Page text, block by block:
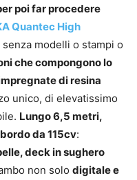
poi far procedere
Quantec High
modelli o stampi o
che compongono lo
di resina
unico, di elevatissimo
Lungo 6,5 metri,
da 115cv:
deck in sughero
non solo digitale e